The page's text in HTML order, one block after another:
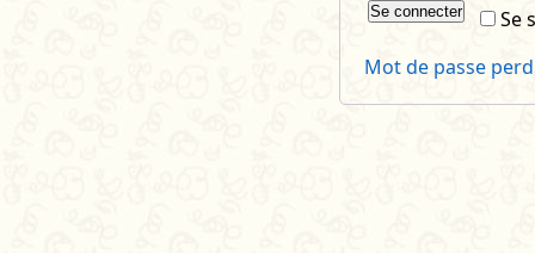
Se
Se connecter
Mot de passe